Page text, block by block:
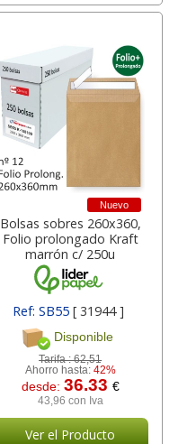
Nuevo
Bolsas sobres 260x360,
Folio prolongado Kraft
marrón c/ 250u
Ref: SB55 [ 31944 ]
Disponible
Tarifa :62,51
Ahorro hasta: 42%
desde: 36.33 €
43,96 con Iva
Ver el Producto